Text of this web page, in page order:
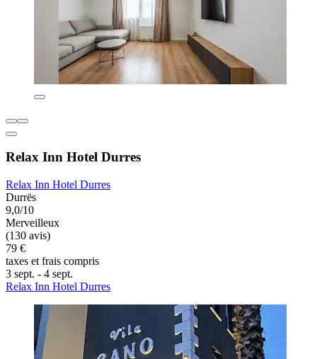
Relax Inn Hotel Durres
Relax Inn Hotel Durres
Durrës
9,0/10
Merveilleux
(130 avis)
79 €
taxes et frais compris
3 sept. - 4 sept.
Relax Inn Hotel Durres